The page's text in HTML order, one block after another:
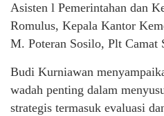
Asisten l Pemerintahan dan
Romulus, Kepala Kantor
M. Poteran Sosilo, Plt Camat
Budi Kurniawan
wadah penting dalam
strategis termasuk evaluasi